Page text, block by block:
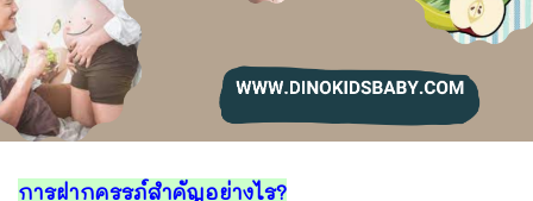
การฝากครรภ์สำคัญอย่างไร?